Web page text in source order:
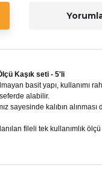
Kaşık seti - 5'li
basit yapı, kullanımı
alabilir.
sayesinde kalıbın
fileli tek kullanımlık